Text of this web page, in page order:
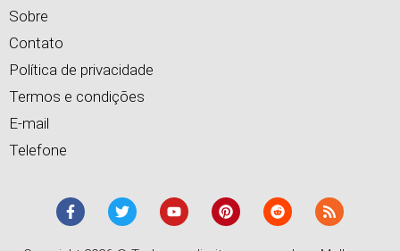
Sobre
Contato
Política de privacidade
Termos e condições
E-mail
Telefone